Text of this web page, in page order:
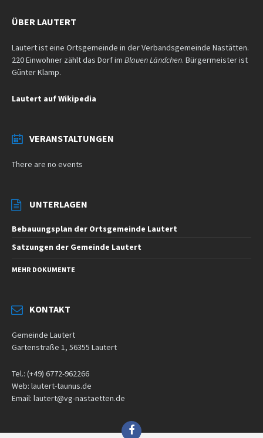
ÜBER LAUTERT
Lautert ist eine Ortsgemeinde in der Verbandsgemeinde Nastätten.
220 Einwohner zählt das Dorf im Blauen Ländchen. Bürgermeister ist
Günter Klamp.
Lautert auf Wikipedia
VERANSTALTUNGEN
There are no events
UNTERLAGEN
Bebauungsplan der Ortsgemeinde Lautert
Satzungen der Gemeinde Lautert
MEHR DOKUMENTE
KONTAKT
Gemeinde Lautert
Gartenstraße 1, 56355 Lautert
Tel.: (+49) 6772-962266
Web: lautert-taunus.de
Email: lautert@vg-nastaetten.de
Facebook